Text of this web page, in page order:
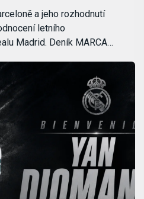
a jeho rozhodnutí
letního
Madrid. Deník MARCA…